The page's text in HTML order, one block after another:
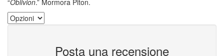
“Oblivion.” Mormora Piton.
Posta una recensione